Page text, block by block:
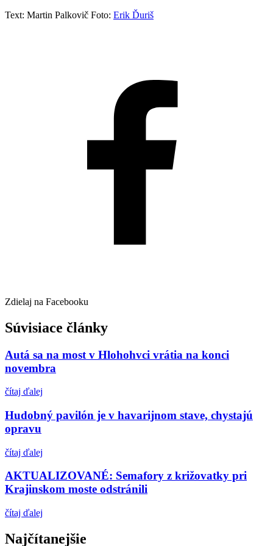
Text: Martin Palkovič Foto: Erik Ďuriš
Zdielaj na Facebooku
Súvisiace články
Autá sa na most v Hlohohvci vrátia na konci
novembra
čítaj ďalej
Hudobný pavilón je v havarijnom stave, chystajú
opravu
čítaj ďalej
AKTUALIZOVANÉ: Semafory z križovatky pri
Krajinskom moste odstránili
čítaj ďalej
Najčítanejšie